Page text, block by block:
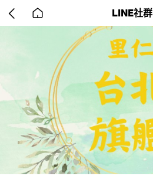
back
to
LINE社群